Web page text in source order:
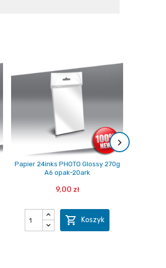
Papier 24inks PHOTO Glossy 270g
A6 opak-20ark
9,00 zł
 Koszyk